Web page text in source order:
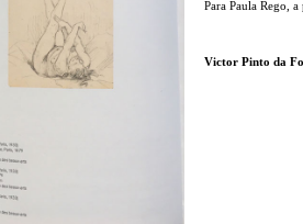
Para Paula Rego,
Victor Pinto da